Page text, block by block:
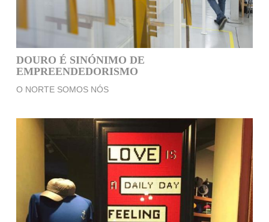
DOURO É SINÓNIMO DE
EMPREENDEDORISMO
O NORTE SOMOS NÓS